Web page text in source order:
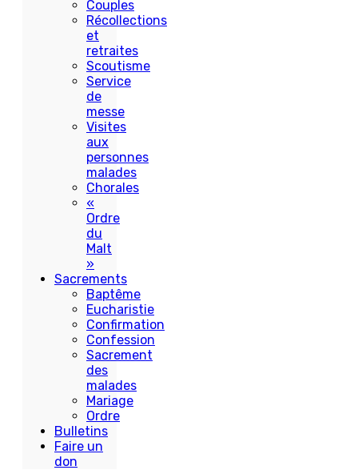
Couples
Récollections
et
retraites
Scoutisme
Service
de
messe
Visites
aux
personnes
malades
Chorales
«
Ordre
du
Malt
»
Sacrements
Baptême
Eucharistie
Confirmation
Confession
Sacrement
des
malades
Mariage
Ordre
Bulletins
Faire un
don